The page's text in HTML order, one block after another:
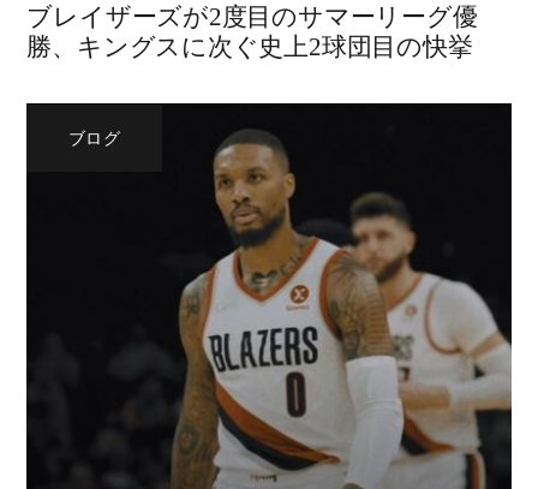
ブレイザーズが2度目のサマーリーグ優
勝、キングスに次ぐ史上2球団目の快挙
ブログ